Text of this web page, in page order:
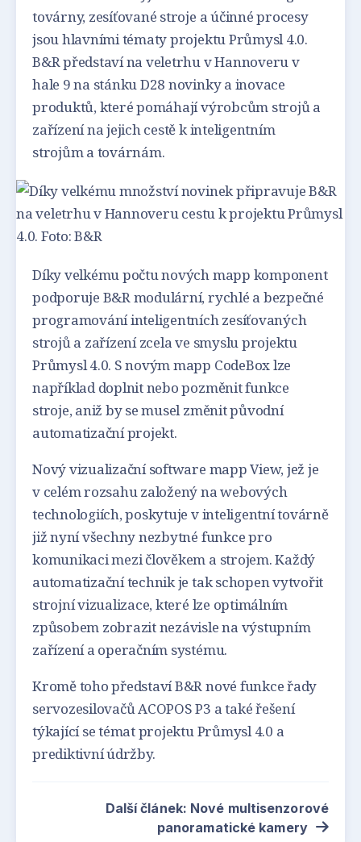
továrny, zesíťované stroje a účinné procesy
jsou hlavními tématy projektu Průmysl 4.0.
B&R představí na veletrhu v Hannoveru v
hale 9 na stánku D28 novinky a inovace
produktů, které pomáhají výrobcům strojů a
zařízení na jejich cestě k inteligentním
strojům a továrnám.
Díky velkému počtu nových mapp komponent
podporuje B&R modulární, rychlé a bezpečné
programování inteligentních zesíťovaných
strojů a zařízení zcela ve smyslu projektu
Průmysl 4.0. S novým mapp CodeBox lze
například doplnit nebo pozměnit funkce
stroje, aniž by se musel změnit původní
automatizační projekt.
Nový vizualizační software mapp View, jež je
v celém rozsahu založený na webových
technologiích, poskytuje v inteligentní továrně
již nyní všechny nezbytné funkce pro
komunikaci mezi člověkem a strojem. Každý
automatizační technik je tak schopen vytvořit
strojní vizualizace, které lze optimálním
způsobem zobrazit nezávisle na výstupním
zařízení a operačním systému.
Kromě toho představí B&R nové funkce řady
servozesilovačů ACOPOS P3 a také řešení
týkající se témat projektu Průmysl 4.0 a
prediktivní údržby.
Další článek: Nové multisenzorové
panoramatické kamery